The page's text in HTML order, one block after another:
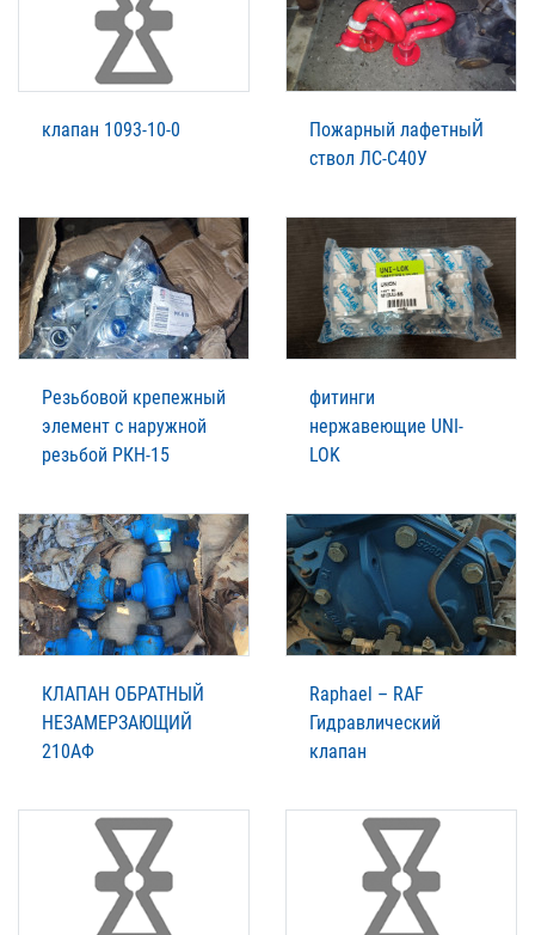
клапан 1093-10-0
Пожарный лафетныЙ
ствол ЛС-С40У
Резьбовой крепежный
элемент с наружной
резьбой РКН-15
фитинги
нержавеющие UNI-
LOK
КЛАПАН ОБРАТНЫЙ
НЕЗАМЕРЗАЮЩИЙ
210АФ
Raphael – RAF
Гидравлический
клапан